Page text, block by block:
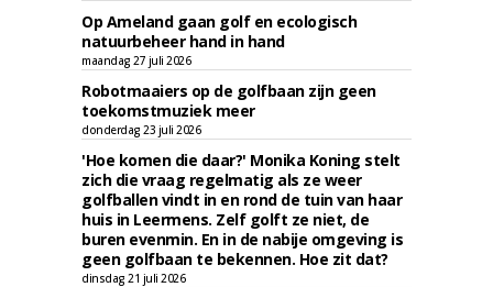
Op Ameland gaan golf en ecologisch
natuurbeheer hand in hand
maandag 27 juli 2026
Robotmaaiers op de golfbaan zijn geen
toekomstmuziek meer
donderdag 23 juli 2026
'Hoe komen die daar?' Monika Koning stelt
zich die vraag regelmatig als ze weer
golfballen vindt in en rond de tuin van haar
huis in Leermens. Zelf golft ze niet, de
buren evenmin. En in de nabije omgeving is
geen golfbaan te bekennen. Hoe zit dat?
dinsdag 21 juli 2026